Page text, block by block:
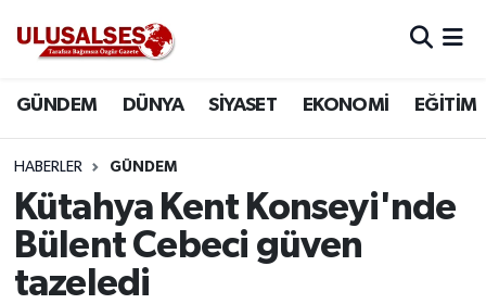
GÜNDEM DÜNYA SİYASET EKONOMİ EĞİTİM
HABERLER GÜNDEM
Kütahya Kent Konseyi'nde
Bülent Cebeci güven
tazeledi
DÜNYA
SİYASET
EKONOMİ
Trafik Durumu
Süper Lig Puan Durumu ve Fikstür
Tüm Manşetler